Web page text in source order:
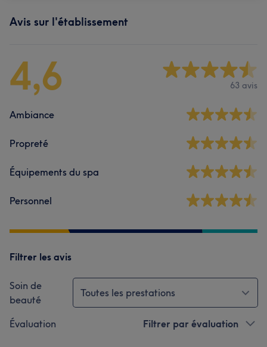
Avis sur l'établissement
4,6 63 avis
Ambiance
Propreté
Équipements du spa
Personnel
Filtrer les avis
Soin de
beauté
Toutes les prestations
Évaluation Filtrer par évaluation